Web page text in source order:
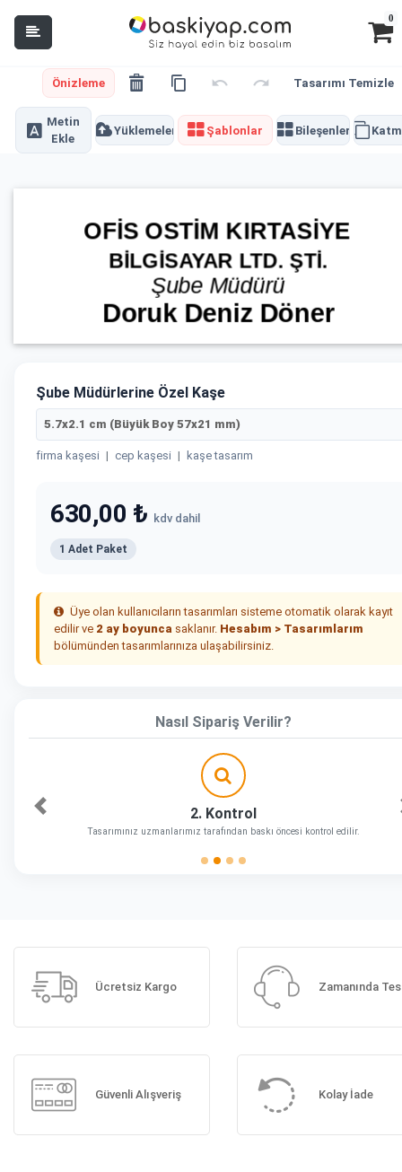
0
Önizleme Tasarımı Temizle
Metin
Ekle
Yüklemeler Şablonlar Bileşenler
Şube Müdürlerine Özel Kaşe
5.7x2.1 cm (Büyük Boy 57x21 mm)
firma kaşesi | cep kaşesi | kaşe tasarım
630,00 ₺ kdv dahil
1 Adet Paket
Üye olan kullanıcıların tasarımları sisteme otomatik olarak kayıt
edilir ve 2 ay boyunca saklanır. Hesabım > Tasarımlarım
bölümünden tasarımlarınıza ulaşabilirsiniz.
Nasıl Sipariş Verilir?
2. Kontrol
Tasarımınız uzmanlarımız tarafından baskı öncesi kontrol edilir.
Önceki
Ücretsiz Kargo Zamanında
Güvenli Alışveriş Kolay İade